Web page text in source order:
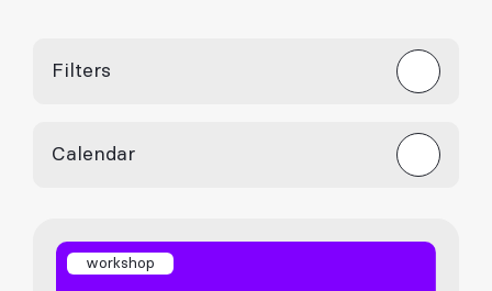
Filters
Calendar
workshop